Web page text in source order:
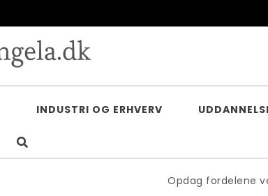
INDUSTRI OG ERHVERV
Opdag fordelene ved